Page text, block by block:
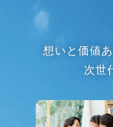
想いと価値
次世